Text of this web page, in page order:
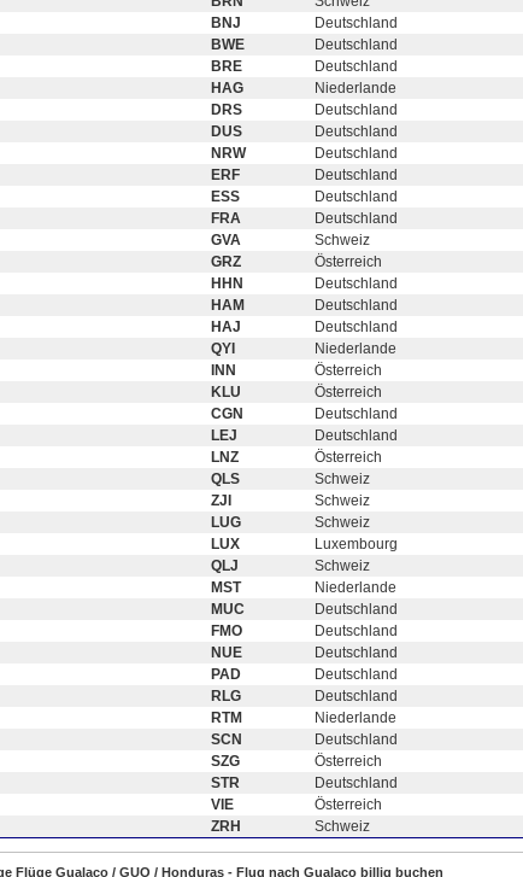
BNJ
Deutschland
BWE
Deutschland
BRE
Deutschland
HAG
Niederlande
DRS
Deutschland
DUS
Deutschland
NRW
Deutschland
ERF
Deutschland
ESS
Deutschland
FRA
Deutschland
GVA
Schweiz
GRZ
Österreich
HHN
Deutschland
HAM
Deutschland
HAJ
Deutschland
QYI
Niederlande
INN
Österreich
KLU
Österreich
CGN
Deutschland
LEJ
Deutschland
LNZ
Österreich
QLS
Schweiz
ZJI
Schweiz
LUG
Schweiz
LUX
Luxembourg
QLJ
Schweiz
MST
Niederlande
MUC
Deutschland
FMO
Deutschland
NUE
Deutschland
PAD
Deutschland
RLG
Deutschland
RTM
Niederlande
SCN
Deutschland
SZG
Österreich
STR
Deutschland
VIE
Österreich
ZRH Schweiz
Flüge Gualaco / GUO / Honduras - Flug nach Gualaco billig buchen